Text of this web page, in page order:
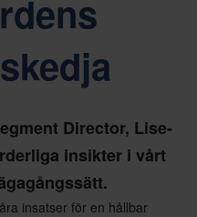
Director, Lise-
insikter i vårt
insatser för en hållbar